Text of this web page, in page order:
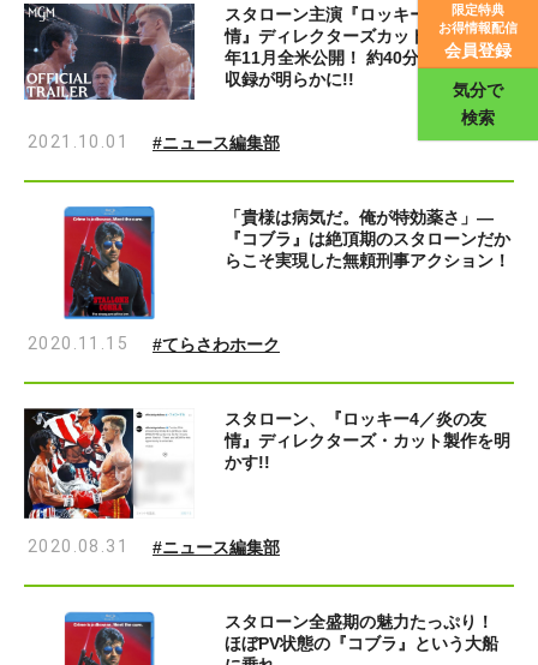
映画評価
限定特典
お得情報配信
会員登録
気分で
検索
スタローン主演『ロッキー4／炎の友
情』ディレクターズカット版が2021
年11月全米公開！ 約40分の追加映像
収録が明らかに!!
2021.10.01 #ニュース編集部
「貴様は病気だ。俺が特効薬さ」―
『コブラ』は絶頂期のスタローンだか
らこそ実現した無頼刑事アクション！
2020.11.15 #てらさわホーク
スタローン、『ロッキー4／炎の友
情』ディレクターズ・カット製作を明
かす!!
2020.08.31 #ニュース編集部
スタローン全盛期の魅力たっぷり！
ほぼPV状態の『コブラ』という大船